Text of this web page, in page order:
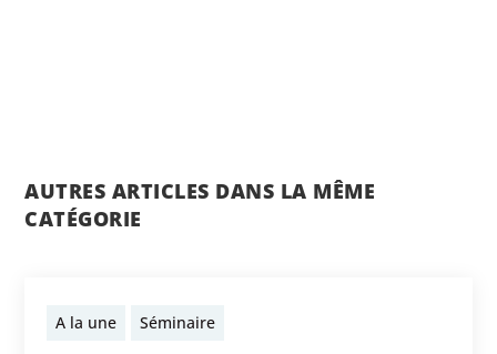
AUTRES ARTICLES DANS LA MÊME
CATÉGORIE
A la une Séminaire